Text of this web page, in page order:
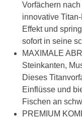
Vorfächern
innovative
Effekt und
sofort in seine
MAXIMALE
Steinkanten,
Dieses
Einflüsse und
Fischen an
PREMIUM